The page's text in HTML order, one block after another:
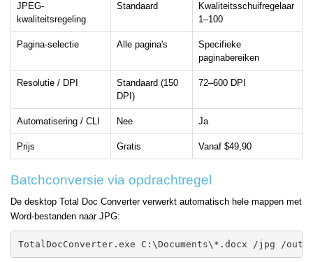
JPEG-
kwaliteitsregeling
Standaard
Kwaliteitsschuifregelaar
1–100
Pagina-selectie Alle pagina's
Specifieke
paginabereiken
Resolutie / DPI
Standaard (150
DPI)
72–600 DPI
Automatisering / CLI Nee Ja
Prijs Gratis Vanaf $49,90
Batchconversie via opdrachtregel
De desktop Total Doc Converter verwerkt automatisch hele mappen met
Word-bestanden naar JPG:
TotalDocConverter.exe C:\Documents\*.docx /jpg /out